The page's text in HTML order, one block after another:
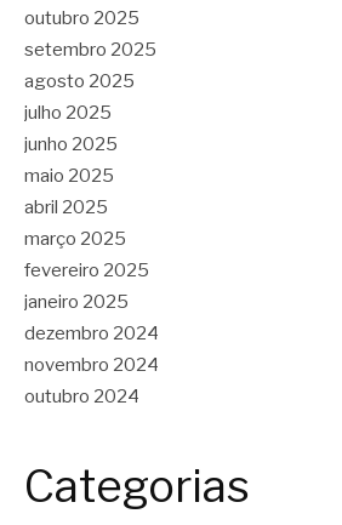
outubro 2025
setembro 2025
agosto 2025
julho 2025
junho 2025
maio 2025
abril 2025
março 2025
fevereiro 2025
janeiro 2025
dezembro 2024
novembro 2024
outubro 2024
Categorias